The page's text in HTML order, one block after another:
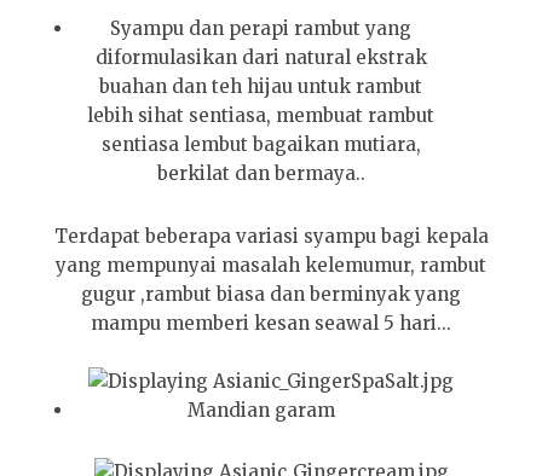
Syampu dan perapi rambut yang
diformulasikan dari natural ekstrak
buahan dan teh hijau untuk rambut
lebih sihat sentiasa, membuat rambut
sentiasa lembut bagaikan mutiara,
berkilat dan bermaya..
Terdapat beberapa variasi syampu bagi kepala
yang mempunyai masalah kelemumur, rambut
gugur ,rambut biasa dan berminyak yang
mampu memberi kesan seawal 5 hari...
Mandian garam